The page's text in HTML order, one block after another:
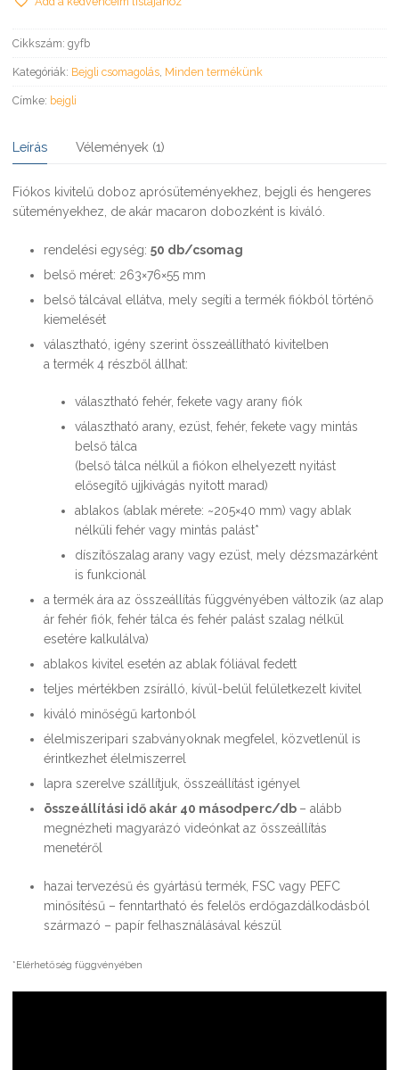
Cikkszám: gyfb
Kategóriák: Bejgli csomagolás, Minden termékünk
Címke: bejgli
Leírás Vélemények (1)
Fiókos kivitelű doboz aprósüteményekhez, bejgli és hengeres
süteményekhez, de akár macaron dobozként is kiváló.
rendelési egység: 50 db/csomag
belső méret: 263×76×55 mm
belső tálcával ellátva, mely segíti a termék fiókból történő
kiemelését
választható, igény szerint összeállítható kivitelben
a termék 4 részből állhat:
választható fehér, fekete vagy arany fiók
választható arany, ezüst, fehér, fekete vagy mintás
belső tálca
(belső tálca nélkül a fiókon elhelyezett nyitást
elősegítő ujjkivágás nyitott marad)
ablakos (ablak mérete: ~205×40 mm) vagy ablak
nélküli fehér vagy mintás palást*
díszítőszalag arany vagy ezüst, mely dézsmazárként
is funkcionál
a termék ára az összeállítás függvényében változik (az alap
ár fehér fiók, fehér tálca és fehér palást szalag nélkül
esetére kalkulálva)
ablakos kivitel esetén az ablak fóliával fedett
teljes mértékben zsírálló, kívül-belül felületkezelt kivitel
kiváló minőségű kartonból
élelmiszeripari szabványoknak megfelel, közvetlenül is
érintkezhet élelmiszerrel
lapra szerelve szállítjuk, összeállítást igényel
összeállítási idő akár 40 másodperc/db – alább
megnézheti magyarázó videónkat az összeállítás
menetéről
hazai tervezésű és gyártású termék, FSC vagy PEFC
minősítésű – fenntartható és felelős erdőgazdálkodásból
származó – papír felhasználásával készül
*Elérhetőség függvényében